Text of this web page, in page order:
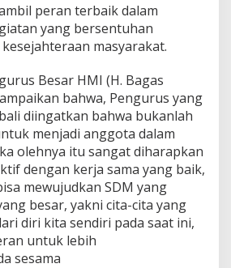
peran terbaik dalam
yang bersentuhan
masyarakat.
Besar HMI (H. Bagas
bahwa, Pengurus yang
diingatkan bahwa bukanlah
menjadi anggota dalam
olehnya itu sangat diharapkan
dengan kerja sama yang baik,
mewujudkan SDM yang
besar, yakni cita-cita yang
diri kita sendiri pada saat ini,
untuk lebih
sesama